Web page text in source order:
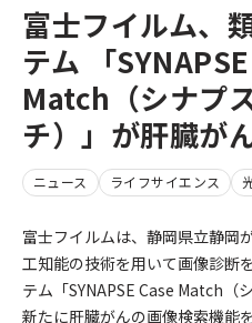
富士フイルム、
テム 「
Match（シナプ
チ）」が肝臓が
ニュース ライフサイエンス
富士フイルムは、静岡県立静岡
工知能の技術を用いて画像診断
テム「SYNAPSE Case Match（
新たに肝臓がんの画像検索機能